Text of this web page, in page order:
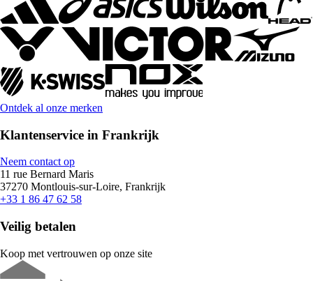
Ontdek al onze merken
Klantenservice in Frankrijk
Neem contact op
11 rue Bernard Maris
37270 Montlouis-sur-Loire, Frankrijk
+33 1 86 47 62 58
Veilig betalen
Koop met vertrouwen op onze site